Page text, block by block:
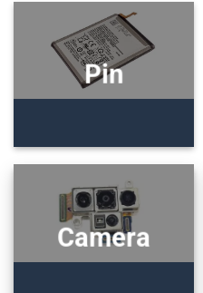
Pin
Camera